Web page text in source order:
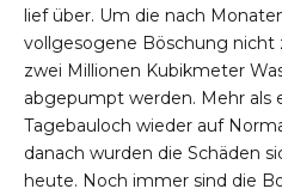
lief über. Um die nach
vollgesogene Böschung nicht
zwei Millionen Kubikmeter
abgepumpt werden. Mehr als
Tagebauloch wieder auf
danach wurden die Schäden
heute. Noch immer sind die